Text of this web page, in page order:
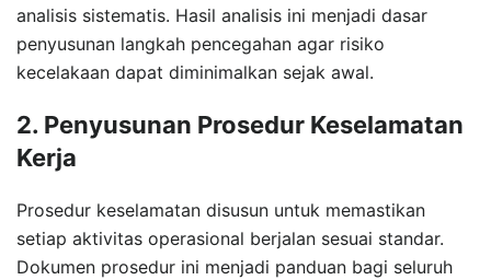
analisis sistematis. Hasil analisis ini menjadi dasar
penyusunan langkah pencegahan agar risiko
kecelakaan dapat diminimalkan sejak awal.
2. Penyusunan Prosedur Keselamatan
Kerja
Prosedur keselamatan disusun untuk memastikan
setiap aktivitas operasional berjalan sesuai standar.
Dokumen prosedur ini menjadi panduan bagi seluruh